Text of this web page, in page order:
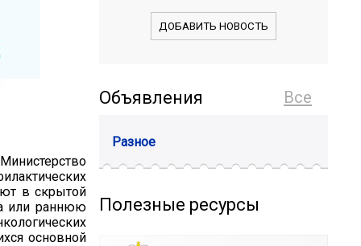
в скрытой
или раннюю
основной
ДОБАВИТЬ НОВОСТЬ
Все
Объявления
Разное
Полезные ресурсы